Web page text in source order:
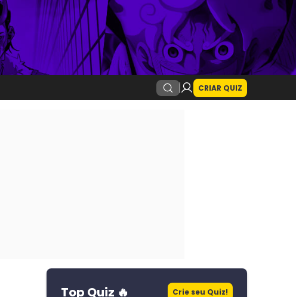
CRIAR QUIZ
Top Quiz 🔥 Crie seu Quiz!